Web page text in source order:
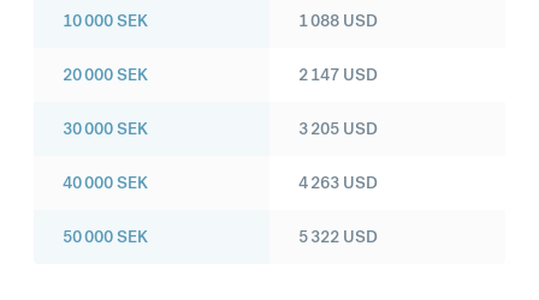
10 000SEK
20 000SEK
30 000SEK
40 000SEK
50 000SEK
1 088 USD
2 147 USD
3 205 USD
4 263 USD
5 322 USD